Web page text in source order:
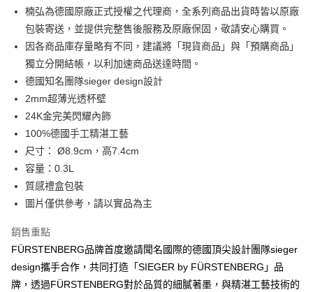
楠弘為德國原廠正式授權之代理商，全系列商品出貨時皆以原廠
包裝寄送，並提供完整售後服務及原廠保固，敬請安心購買。
因各商品庫存量略有不同，建議將「現貨商品」與「預購商品」
獨立分開結帳，以利加速商品送達時間。
德國知名團隊sieger design設計
2mm超薄光透杯壁
24K金完美閃耀內飾
100%德國手工精湛工藝
尺寸： Ø8.9cm，高7.4cm
容量：0.3L
質感禮盒包裝
圖片僅供參考，請以實品為主
銷售重點
FÜRSTENBERG品牌首度邀請聞名國際的德國頂尖設計團隊sieger
design攜手合作，共同打造「SIEGER by FÜRSTENBERG」品
牌，透過FÜRSTENBERG對於品質的細膩著墨，與精湛工藝技術的